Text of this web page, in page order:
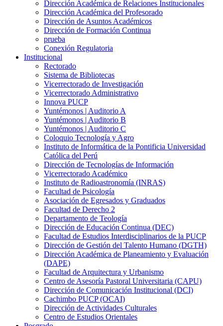
Dirección Académica de Relaciones Institucionales
Dirección Académica del Profesorado
Dirección de Asuntos Académicos
Dirección de Formación Continua
prueba
Conexión Regulatoria
Institucional
Rectorado
Sistema de Bibliotecas
Vicerrectorado de Investigación
Vicerrectorado Administrativo
Innova PUCP
Yuntémonos | Auditorio A
Yuntémonos | Auditorio B
Yuntémonos | Auditorio C
Coloquio Tecnología y Agro
Instituto de Informática de la Pontificia Universidad
Católica del Perú
Dirección de Tecnologías de Información
Vicerrectorado Académico
Instituto de Radioastronomía (INRAS)
Facultad de Psicología
Asociación de Egresados y Graduados
Facultad de Derecho 2
Departamento de Teología
Dirección de Educación Continua (DEC)
Facultad de Estudios Interdisciplinarios de la PUCP
Dirección de Gestión del Talento Humano (DGTH)
Dirección Académica de Planeamiento y Evaluación
(DAPE)
Facultad de Arquitectura y Urbanismo
Centro de Asesoría Pastoral Universitaria (CAPU)
Dirección de Comunicación Institucional (DCI)
Cachimbo PUCP (OCAI)
Dirección de Actividades Culturales
Centro de Estudios Orientales